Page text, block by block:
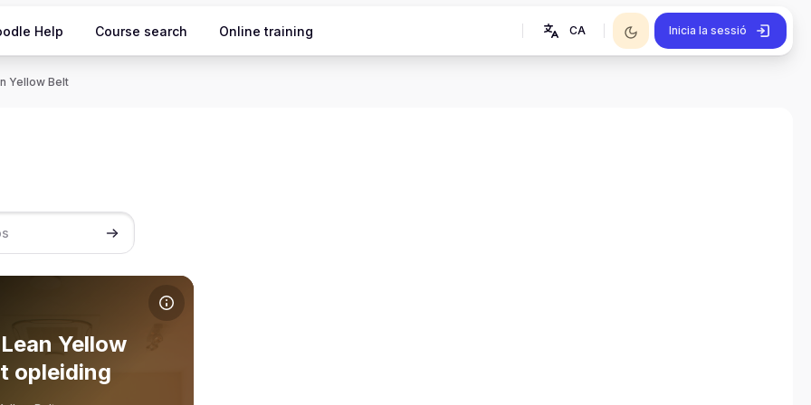
Help Course search Online training CA Inicia la sessió
Yellow Belt
Cerca cursos
curs De Lean Yellow Belt opleiding
del curs
del curs
Yellow
opleiding